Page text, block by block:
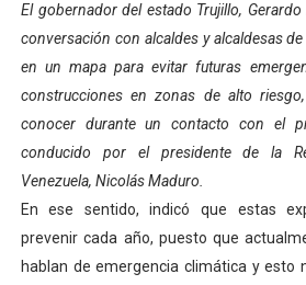
Ibime inició tradicional plan
Merideños disfrutarán del Plan
Recreación y formación
Consolidan planificación
Mérida fortalece su reserva
Gobernación de Mérida
El gobernador del estado Trujillo,
conversación con alcaldes y alcaldesas
en un mapa para evitar futuras
construcciones en zonas de alto
conocer durante un contacto con el
conducido por el presidente de la
Venezuela, Nicolás Maduro.
En ese sentido, indicó que estas
prevenir cada año, puesto que
hablan de emergencia climática y esto